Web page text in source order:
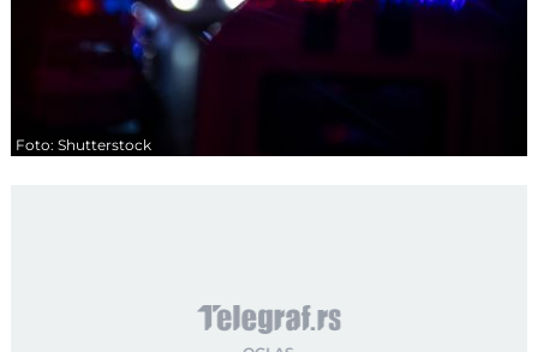
Foto: Shutterstock